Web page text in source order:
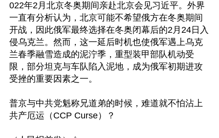
022年2月北京冬奥期间亲赴北京会见习近平。外界
一直有分析认为，北京可能不希望俄方在冬奥期间
开战，因此俄军最终选择在冬奥闭幕后的2月24日入
侵乌克兰。然而，这一延后时机也使俄军遇上乌克
兰春季融雪造成的泥泞季，重型装甲部队机动受
限，部分坦克与车队陷入泥地，成为俄军初期进攻
受挫的重要因素之一。
普京与中共党魁称兄道弟的时候，难道就不怕沾上
共产厄运（CCP Curse）？